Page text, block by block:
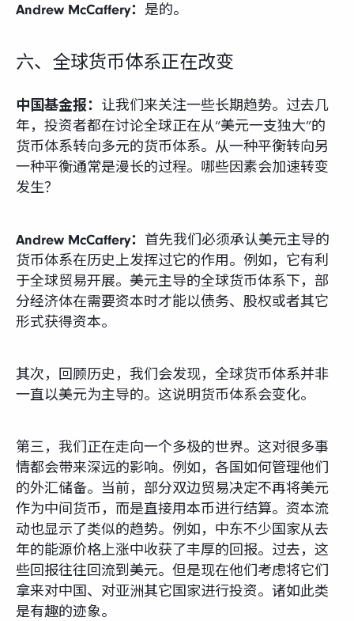
Andrew McCaffery： 是的。
六、全球货币体系正在改变
中国基金报： 让我们来关注一些长期趋势。过去几
年，投资者都在讨论全球正在从“美元一支独大”的
货币体系转向多元的货币体系。从一种平衡转向另
一种平衡通常是漫长的过程。哪些因素会加速转变
发生？
Andrew McCaffery： 首先我们必须承认美元主导的
货币体系在历史上发挥过它的作用。例如，它有利
于全球贸易开展。美元主导的全球货币体系下，部
分经济体在需要资本时才能以债务、股权或者其它
形式获得资本。
其次，回顾历史，我们会发现，全球货币体系并非
一直以美元为主导的。这说明货币体系会变化。
第三，我们正在走向一个多极的世界。这对很多事
情都会带来深远的影响。例如，各国如何管理他们
的外汇储备。当前，部分双边贸易决定不再将美元
作为中间货币，而是直接用本币进行结算。资本流
动也显示了类似的趋势。例如，中东不少国家从去
年的能源价格上涨中收获了丰厚的回报。过去，这
些回报往往回流到美元。但是现在他们考虑将它们
拿来对中国、对亚洲其它国家进行投资。诸如此类
是有趣的迹象。